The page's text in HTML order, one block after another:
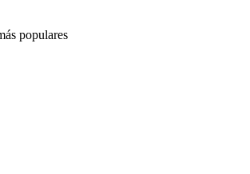
populares